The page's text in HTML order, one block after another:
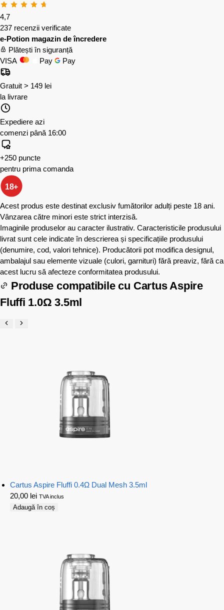
4,7
237 recenzii verificate
e-Potion magazin de încredere
Plătești în siguranță
VISA
Pay Pay
Gratuit > 149 lei
la livrare
Expediere azi
comenzi până 16:00
+250 puncte
pentru prima comanda
18+
Acest produs este destinat exclusiv fumătorilor adulți peste 18 ani.
Vânzarea către minori este strict interzisă.
Imaginile produselor au caracter ilustrativ. Caracteristicile produsului
livrat sunt cele indicate în descrierea și specificațiile produsului
(denumire, cod, valori tehnice). Producătorii pot modifica designul,
ambalajul sau elemente vizuale (culori, garnituri) fără preaviz, fără ca
acest lucru să afecteze conformitatea produsului.
Produse compatibile cu Cartus Aspire
Fluffi 1.0Ω 3.5ml
Cartus Aspire Fluffi 0.4Ω Dual Mesh 3.5ml
20,00 lei TVA inclus
Adaugă în coș